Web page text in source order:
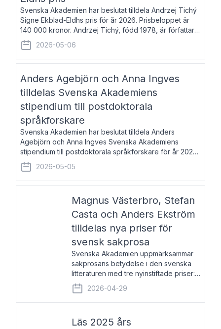
Svenska Akademien har beslutat tilldela Andrzej Tichý
Signe Ekblad-Eldhs pris för år 2026. Prisbeloppet är
140 000 kronor. Andrzej Tichý, född 1978, är författare
och kulturskribent. Han debuterade 2005 med den
lovordade romanen Sex liter l
2026-05-06
Anders Agebjörn och Anna Ingves
tilldelas Svenska Akademiens
stipendium till postdoktorala
språkforskare
Svenska Akademien har beslutat tilldela Anders
Agebjörn och Anna Ingves Svenska Akademiens
stipendium till postdoktorala språkforskare för år 2026.
Stipendiebeloppet är 75 000 kronor per mottagare.
Anders Agebjörn, född 1984, är universitet
2026-05-05
Magnus Västerbro, Stefan
Casta och Anders Ekström
tilldelas nya priser för
svensk sakprosa
Svenska Akademien uppmärksammar
sakprosans betydelse i den svenska
litteraturen med tre nyinstiftade priser:
Svenska Akademiens pris till
framstående författare av svensk
sakprosa som i år går till Magnus
2026-04-29
Läs 2025 års